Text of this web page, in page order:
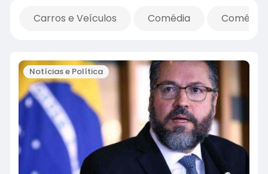
Carros e Veículos Comédia
Notícias e Política